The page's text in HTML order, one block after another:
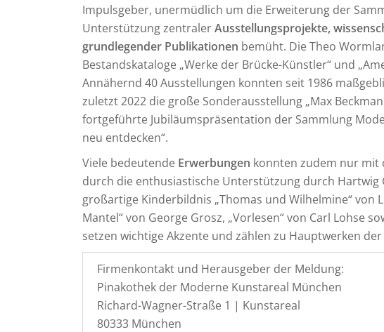
Impulsgeber, unermüdlich um die Erweiterung der
Unterstützung zentralerAusstellungsprojekte,
grundlegender Publikationen bemüht. Die Theo
Bestandskataloge „Werke der Brücke-Künstler“ und
Annähernd 40 Ausstellungen konnten seit 1986
zuletzt 2022 die große Sonderausstellung „Max
fortgeführte Jubiläumspräsentation der Sammlung
neu entdecken“.
Viele bedeutende Erwerbungen konnten zudem nur mit
durch die enthusiastische Unterstützung durch Hartwig
großartige Kinderbildnis „Thomas und Wilhelmine“ von
Mantel“ von George Grosz, „Vorlesen“ von Carl Lohse
setzen wichtige Akzente und zählen zu Hauptwerken
Firmenkontakt und Herausgeber der Meldung:
Pinakothek der Moderne Kunstareal München
Richard-Wagner-Straße 1 | Kunstareal
80333 München